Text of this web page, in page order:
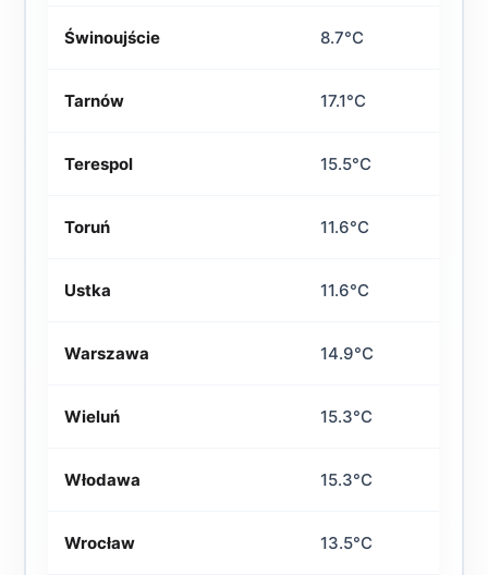
Świnoujście 8.7°C
Tarnów 17.1°C
Terespol 15.5°C
Toruń 11.6°C
Ustka 11.6°C
Warszawa 14.9°C
Wieluń 15.3°C
Włodawa 15.3°C
Wrocław 13.5°C